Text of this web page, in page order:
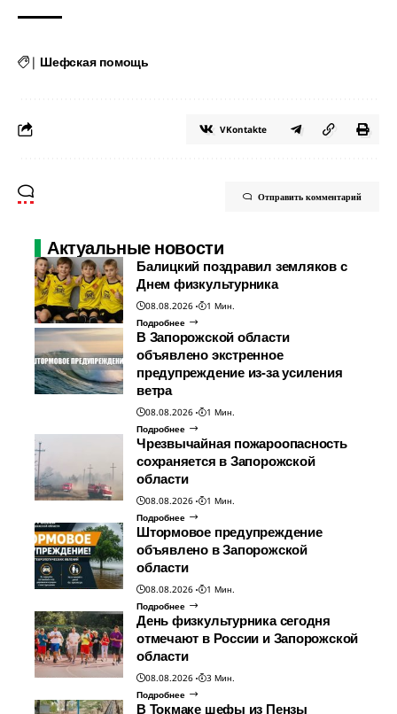
| Шефская помощь
VKontakte
Отправить комментарий
Актуальные новости
Балицкий поздравил земляков с
Днем физкультурника
08.08.2026
1 Мин.
Подробнее
В Запорожской области
объявлено экстренное
предупреждение из-за усиления
ветра
08.08.2026
1 Мин.
Подробнее
Чрезвычайная пожароопасность
сохраняется в Запорожской
области
08.08.2026
1 Мин.
Подробнее
Штормовое предупреждение
объявлено в Запорожской
области
08.08.2026
1 Мин.
Подробнее
День физкультурника сегодня
отмечают в России и Запорожской
области
08.08.2026
3 Мин.
Подробнее
В Токмаке шефы из Пензы